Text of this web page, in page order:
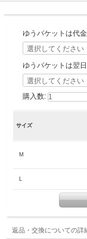
ゆうパケットは代
ゆうパケットは翌
購入数:
サイズ
M
返品・交換についての詳